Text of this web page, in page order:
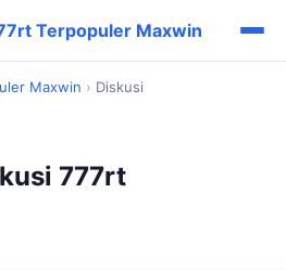
Terpopuler Maxwin
Maxwin › Diskusi
777rt